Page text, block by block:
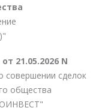
21.05.2026 N
совершении сделок
общества